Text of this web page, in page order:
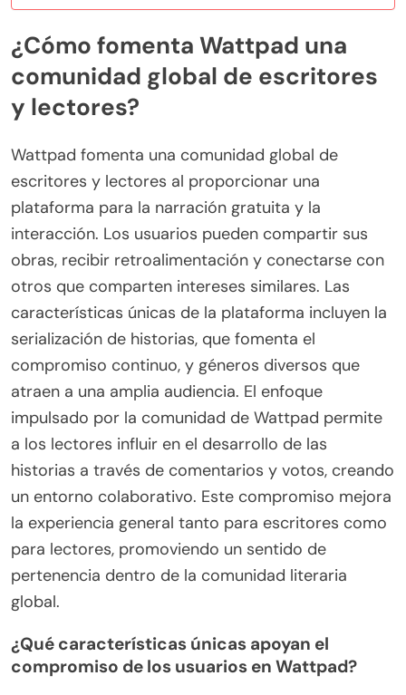
¿Cómo fomenta Wattpad una
comunidad global de escritores
y lectores?
Wattpad fomenta una comunidad global de
escritores y lectores al proporcionar una
plataforma para la narración gratuita y la
interacción. Los usuarios pueden compartir sus
obras, recibir retroalimentación y conectarse con
otros que comparten intereses similares. Las
características únicas de la plataforma incluyen la
serialización de historias, que fomenta el
compromiso continuo, y géneros diversos que
atraen a una amplia audiencia. El enfoque
impulsado por la comunidad de Wattpad permite
a los lectores influir en el desarrollo de las
historias a través de comentarios y votos, creando
un entorno colaborativo. Este compromiso mejora
la experiencia general tanto para escritores como
para lectores, promoviendo un sentido de
pertenencia dentro de la comunidad literaria
global.
¿Qué características únicas apoyan el
compromiso de los usuarios en Wattpad?